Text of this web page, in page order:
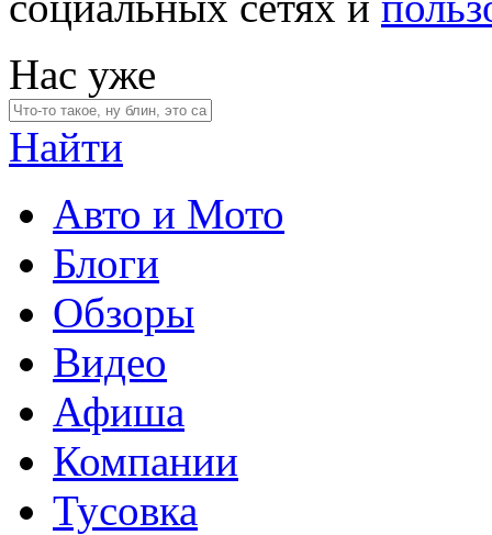
Нас уже
Найти
Авто и Мото
Блоги
Обзоры
Видео
Афиша
Компании
Тусовка